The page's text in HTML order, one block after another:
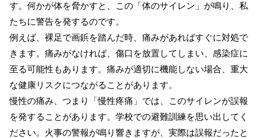
す。何かが体を脅かすと、この「体のサイレン」が鳴り、私
たちに警告を発するのです。
例えば、裸足で画鋲を踏んだ時、痛みがあればすぐに対処で
きます。痛みがなければ、傷口を放置してしまい、感染症に
至る可能性もあります。痛みが適切に機能しない場合、重大
な健康リスクにつながることがあります。
慢性の痛み、つまり「慢性疼痛」では、このサイレンが誤報
を発することがあります。学校での避難訓練を思い出してく
ださい。火事の警報が鳴り響きますが、実際は誤報だったと